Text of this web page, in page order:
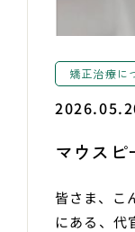
矯正治療に
マウスピ
皆さま、こ
にある、代